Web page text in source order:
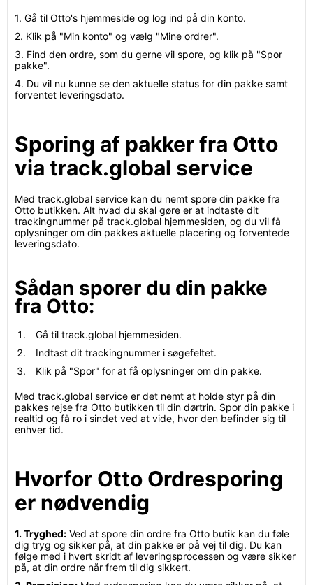
1. Gå til Otto's hjemmeside og log ind på din konto.
2. Klik på "Min konto" og vælg "Mine ordrer".
3. Find den ordre, som du gerne vil spore, og klik på "Spor
pakke".
4. Du vil nu kunne se den aktuelle status for din pakke samt
forventet leveringsdato.
Sporing af pakker fra Otto
via track.global service
Med track.global service kan du nemt spore din pakke fra
Otto butikken. Alt hvad du skal gøre er at indtaste dit
trackingnummer på track.global hjemmesiden, og du vil få
oplysninger om din pakkes aktuelle placering og forventede
leveringsdato.
Sådan sporer du din pakke
fra Otto:
Gå til track.global hjemmesiden.
Indtast dit trackingnummer i søgefeltet.
Klik på "Spor" for at få oplysninger om din pakke.
Med track.global service er det nemt at holde styr på din
pakkes rejse fra Otto butikken til din dørtrin. Spor din pakke i
realtid og få ro i sindet ved at vide, hvor den befinder sig til
enhver tid.
Hvorfor Otto Ordresporing
er nødvendig
1. Tryghed: Ved at spore din ordre fra Otto butik kan du føle
dig tryg og sikker på, at din pakke er på vej til dig. Du kan
følge med i hvert skridt af leveringsprocessen og være sikker
på, at din ordre når frem til dig sikkert.